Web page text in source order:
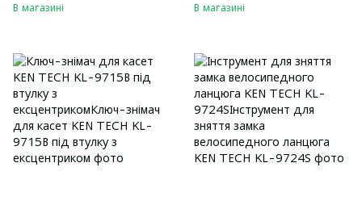
В магазині В магазині